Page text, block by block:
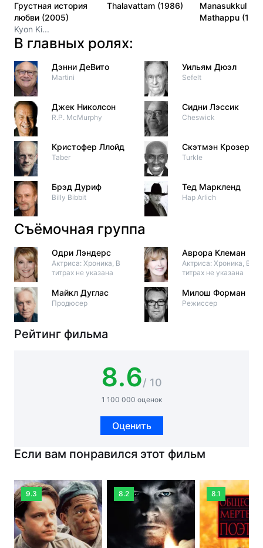
Грустная история
любви (2005)
Kyon Ki...
Thalavattam (1986)
Manasukkul
Mathappu
В главных ролях:
Дэнни ДеВито
Martini
Джек Николсон
R.P. McMurphy
Кристофер Ллойд
Taber
Брэд Дуриф
Billy Bibbit
Уильям Дюэл
Sefelt
Сидни Лэссик
Cheswick
Скэтмэн Крозерс
Turkle
Тед Маркленд
Hap Arlich
Съёмочная группа
Одри Лэндерс
Актриса: Хроника, В
титрах не указана
Майкл Дуглас
Продюсер
Аврора Клеман
Актриса: Хроника, В
титрах не указана
Милош Форман
Режиссер
Рейтинг фильма
8.6/ 10
1 100 000 оценок
Оценить
Если вам понравился этот фильм
9.3 8.2 8.1